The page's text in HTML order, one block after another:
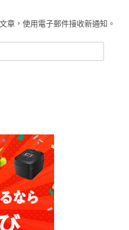
章，使用電子郵件接收新通知。